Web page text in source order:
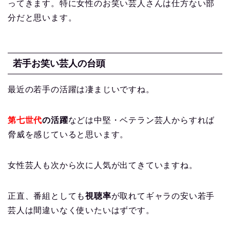
ってきます。特に女性のお笑い芸人さんは仕方ない部
分だと思います。
若手お笑い芸人の台頭
最近の若手の活躍は凄まじいですね。
第七世代の活躍などは中堅・ベテラン芸人からすれば
脅威を感じていると思います。
女性芸人も次から次に人気が出てきていますね。
正直、番組としても視聴率が取れてギャラの安い若手
芸人は間違いなく使いたいはずです。